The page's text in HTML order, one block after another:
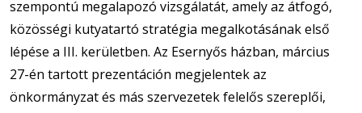
szempontú megalapozó vizsgálatát, amely az átfogó,
közösségi kutyatartó stratégia megalkotásának első
lépése a III. kerületben. Az Esernyős házban, március
27-én tartott prezentáción megjelentek az
önkormányzat és más szervezetek felelős szereplői,